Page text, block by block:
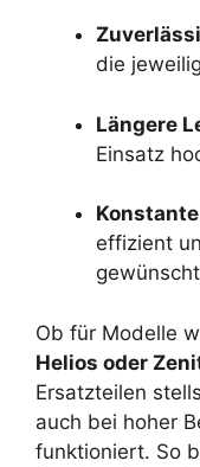
die
Längere
Einsatz
effizient
Ob für Modelle
Helios oder
Ersatzteilen
auch bei hoher
funktioniert. So